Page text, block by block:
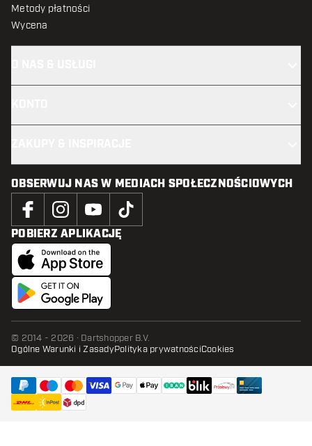
Metody płatności
Wycena
OBSERWUJ NAS W MEDIACH SPOŁECZNOŚCIOWYCH
POBIERZ APLIKACJĘ
© 2014 - 2026 · Dartshopper B.V.
Ogólne Warunki i ZasadyPolityka prywatnościCookies